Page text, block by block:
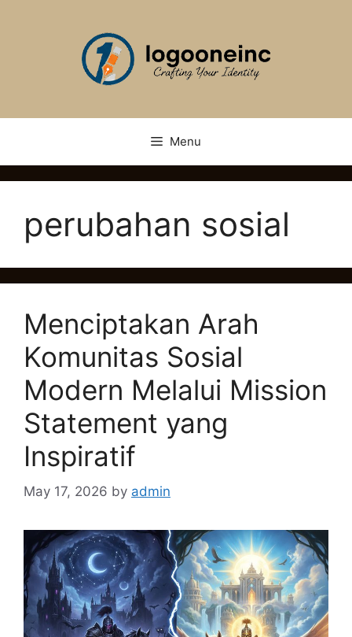
Menu
perubahan sosial
Menciptakan Arah
Komunitas Sosial
Modern Melalui Mission
Statement yang
Inspiratif
May 17, 2026 by admin